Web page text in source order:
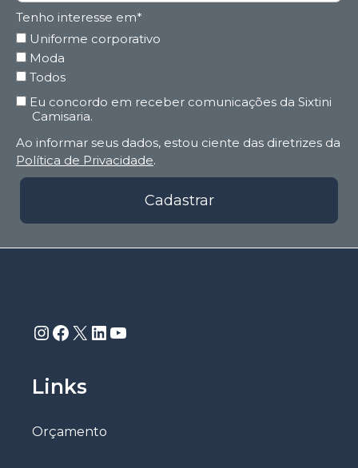
Tenho interesse em*
Uniforme corporativo
Moda
Todos
Eu concordo em receber comunicações da Sixtini
Camisaria.
Ao informar seus dados, estou ciente das diretrizes da
Política de Privacidade.
Cadastrar
Instagram
Facebook
X LinkedIn
Youtube
Links
Orçamento